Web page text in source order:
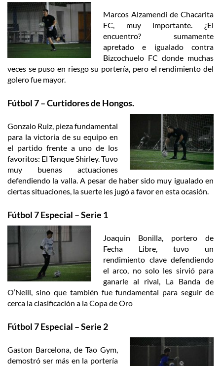
Marcos Alzamendi de Chacarita
FC, muy importante. ¿El
encuentro? sumamente
apretado e igualado contra
Bizcochuelo FC donde muchas
veces se puso en riesgo su portería, pero el rendimiento del
golero fue mayor.
Fútbol 7 – Curtidores de Hongos.
Gonzalo Ruiz, pieza fundamental
para la victoria de su equipo en
el partido frente a uno de los
favoritos: El Tanque Shirley. Tuvo
muy buenas actuaciones
defendiendo la valla. A pesar de haber sido muy igualado en
ciertas situaciones, la suerte les jugó a favor en esta ocasión.
Fútbol 7 Especial – Serie 1
Joaquin Bonilla, portero de
Fecha Libre, tuvo un
rendimiento clave defendiendo
el arco, no solo les sirvió para
ganarle al rival, La Banda de
O’Neill, sino que también fue fundamental para seguir de
cerca la clasificación a la Copa de Oro
Fútbol 7 Especial – Serie 2
Gaston Barcelona, de Tao Gym,
demostró ser más en la portería